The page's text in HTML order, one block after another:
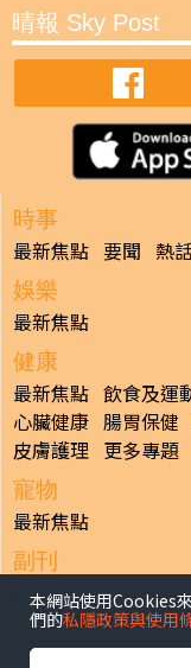
晴報 Sky Post
時事
最新焦點 要聞 熱
娛樂
最新焦點
健康
最新焦點 飲食及運
心臟健康 腸胃保健
皮膚護理 更多專題
寵物
最新焦點
副刊
最新焦點
日報
本網站使用Cookies
們的私隱政策與使用